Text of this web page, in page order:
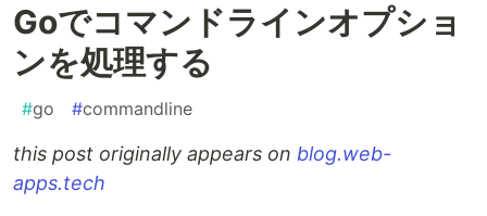
Goでコマンドラインオプショ
ンを処理する
#go #commandline
this post originally appears on blog.web-
apps.tech